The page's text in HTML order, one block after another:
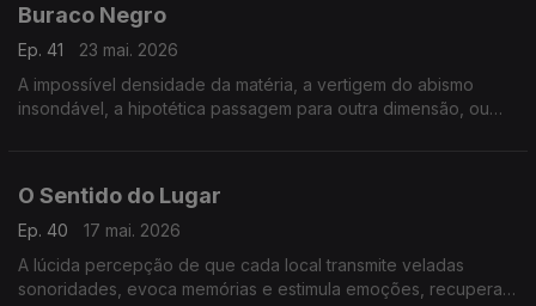
Buraco Negro
Ep. 41
23 mai. 2026
A impossível densidade da matéria, a vertigem do abismo
insondável, a hipotética passagem para outra dimensão, ou
O Sentido do Lugar
Ep. 40
17 mai. 2026
A lúcida percepção de que cada local transmite veladas
sonoridades, evoca memórias e estimula emoções, recupera